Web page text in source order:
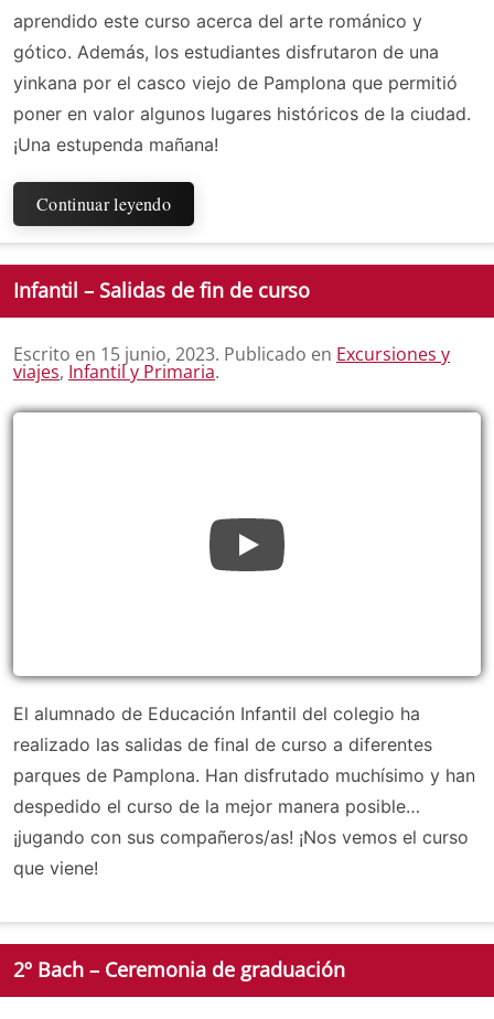
aprendido este curso acerca del arte románico y
gótico. Además, los estudiantes disfrutaron de una
yinkana por el casco viejo de Pamplona que permitió
poner en valor algunos lugares históricos de la ciudad.
¡Una estupenda mañana!
Continuar leyendo
Infantil – Salidas de fin de curso
Escrito en 15 junio, 2023. Publicado en Excursiones y
viajes, Infantil y Primaria.
El alumnado de Educación Infantil del colegio ha
realizado las salidas de final de curso a diferentes
parques de Pamplona. Han disfrutado muchísimo y han
despedido el curso de la mejor manera posible…
¡jugando con sus compañeros/as! ¡Nos vemos el curso
que viene!
2º Bach – Ceremonia de graduación